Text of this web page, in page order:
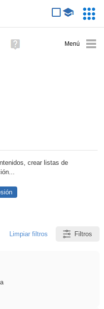
avanzada
Ayuda
(en
crear listas de
Limpiar filtros Filtros